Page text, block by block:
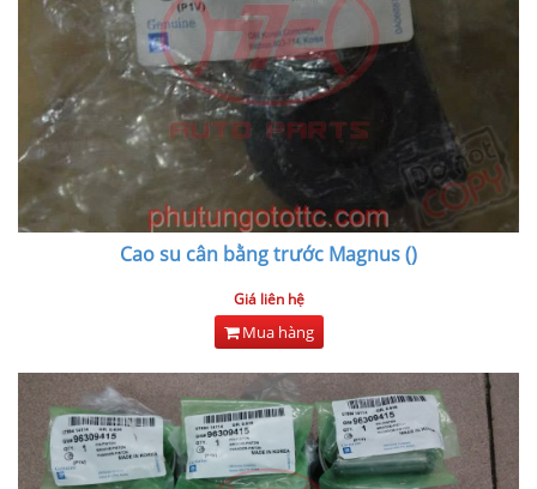
Cao su cân bằng trước Magnus ()
Giá liên hệ
Mua hàng